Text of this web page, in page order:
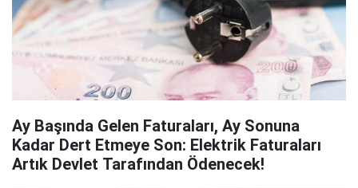
Ay Başında Gelen Faturaları, Ay Sonuna
Kadar Dert Etmeye Son: Elektrik Faturaları
Artık Devlet Tarafından Ödenecek!